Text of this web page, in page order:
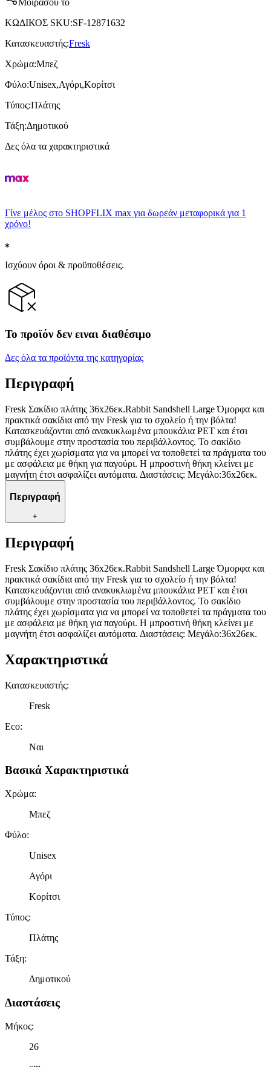
ΚΩΔΙΚΟΣ SKU:SF-12871632
Κατασκευαστής:Fresk
Χρώμα:Μπεζ
Φύλο:Unisex,Αγόρι,Κορίτσι
Τύπος:Πλάτης
Τάξη:Δημοτικού
Δες όλα τα χαρακτηριστικά
Γίνε μέλος στο SHOPFLIX max για δωρεάν μεταφορικά για 1
χρόνο!
Ισχύουν όροι & προϋποθέσεις.
Το προϊόν δεν ειναι διαθέσιμο
Δες όλα τα προϊόντα της κατηγορίας
Περιγραφή
Fresk Σακίδιο πλάτης 36x26εκ.Rabbit Sandshell Large Όμορφα και
πρακτικά σακίδια από την Fresk για το σχολείο ή την βόλτα!
Κατασκευάζονται από ανακυκλωμένα μπουκάλια PET και έτσι
συμβάλουμε στην προστασία του περιβάλλοντος. Το σακίδιο
πλάτης έχει χωρίσματα για να μπορεί να τοποθετεί τα πράγματα του
με ασφάλεια με θήκη για παγούρι. Η μπροστινή θήκη κλείνει με
μαγνήτη έτσι ασφαλίζει αυτόματα. Διαστάσεις: Μεγάλο:36x26εκ.
Περιγραφή
+
Περιγραφή
Fresk Σακίδιο πλάτης 36x26εκ.Rabbit Sandshell Large Όμορφα και
πρακτικά σακίδια από την Fresk για το σχολείο ή την βόλτα!
Κατασκευάζονται από ανακυκλωμένα μπουκάλια PET και έτσι
συμβάλουμε στην προστασία του περιβάλλοντος. Το σακίδιο
πλάτης έχει χωρίσματα για να μπορεί να τοποθετεί τα πράγματα του
με ασφάλεια με θήκη για παγούρι. Η μπροστινή θήκη κλείνει με
μαγνήτη έτσι ασφαλίζει αυτόματα. Διαστάσεις: Μεγάλο:36x26εκ.
Χαρακτηριστικά
Κατασκευαστής:
Fresk
Eco:
Ναι
Βασικά Χαρακτηριστικά
Χρώμα:
Μπεζ
Φύλο:
Unisex
Αγόρι
Κορίτσι
Τύπος:
Πλάτης
Τάξη:
Δημοτικού
Διαστάσεις
Μήκος:
26